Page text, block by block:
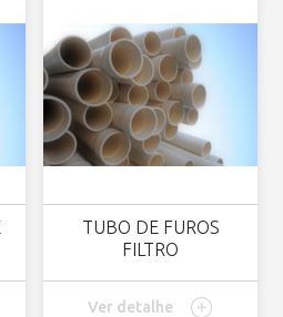
TUBO DE FUROS
FILTRO
Ver detalhe